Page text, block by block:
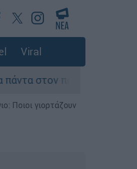
Viral
πόλεμο του Λιβάνου
Ποιοι γιορτάζουν